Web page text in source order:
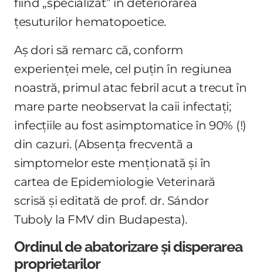
țesuturilor hematopoetice.
Aș dori să remarc că, conform
experienței mele, cel puțin în regiunea
noastră, primul atac febril acut a trecut în
mare parte neobservat la caii infectați;
infecțiile au fost asimptomatice în 90% (!)
din cazuri. (Absența frecventă a
simptomelor este menționată și în
cartea de Epidemiologie Veterinară
scrisă și editată de prof. dr. Sándor
Tuboly la FMV din Budapesta).
Ordinul de abatorizare și disperarea
proprietarilor